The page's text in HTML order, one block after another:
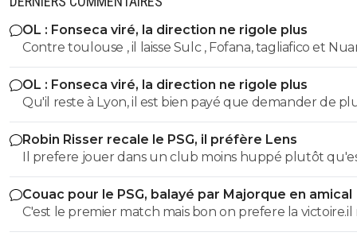
OL : Fonseca viré, la direction ne rigole plus
Contre toulouse , il laisse Sulc , Fofana, tagliafico et
sur le banc... de plus avec son délire de foutre Endrick
aillier, tu te tapes l'autre plot nullissime de
Voila voila
OL : Fonseca viré, la direction ne rigole plus
Qu'il reste à Lyon, il est bien payé que demander de
Robin Risser recale le PSG, il préfère Lens
Il prefere jouer dans un club moins huppé plutôt
de réussir dans un top club.C'est un choix
Couac pour le PSG, balayé par Majorque en amical
C'est le premier match mais bon on prefere la victoire.il
faut pas en faire tout un plat non plus vu le nombre